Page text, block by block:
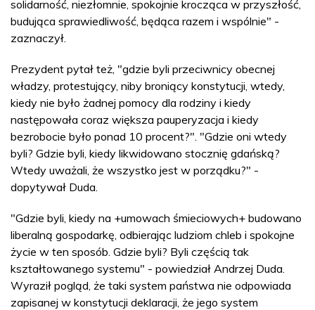
solidarność, niezłomnie, spokojnie krocząca w przyszłość,
budująca sprawiedliwość, będąca razem i wspólnie" -
zaznaczył.
Prezydent pytał też, "gdzie byli przeciwnicy obecnej
władzy, protestujący, niby broniący konstytucji, wtedy,
kiedy nie było żadnej pomocy dla rodziny i kiedy
następowała coraz większa pauperyzacja i kiedy
bezrobocie było ponad 10 procent?". "Gdzie oni wtedy
byli? Gdzie byli, kiedy likwidowano stocznię gdańską?
Wtedy uważali, że wszystko jest w porządku?" -
dopytywał Duda.
"Gdzie byli, kiedy na +umowach śmieciowych+ budowano
liberalną gospodarkę, odbierając ludziom chleb i spokojne
życie w ten sposób. Gdzie byli? Byli częścią tak
kształtowanego systemu" - powiedział Andrzej Duda.
Wyraził pogląd, że taki system państwa nie odpowiada
zapisanej w konstytucji deklaracji, że jego system